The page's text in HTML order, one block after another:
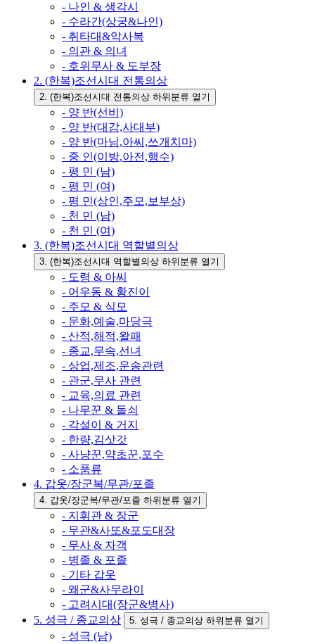
- 나인 & 생각시
- 수라간(상궁&나인)
- 취타대&악사복
- 의관 & 의녀
- 호위무사 & 도부장
2. (한복)조선시대 전통의상
2. (한복)조선시대 전통의상 하위분류 열기
- 양 반(선비)
- 양 반(대감,사대부)
- 양 반(마님,아씨,쓰개치마)
- 중 인(이방,아전,행수)
- 평 민 (남)
- 평 민 (여)
- 평 민(상인,주모,보부상)
- 천 민 (남)
- 천 민 (여)
3. (한복)조선시대 역할별의상
3. (한복)조선시대 역할별의상 하위분류 열기
- 도령 & 아씨
- 어우동 & 황진이
- 주모 & 식모
- 문화,예술,마당극
- 산적,해적,왈패
- 종교,무속,선녀
- 상업,제조,운송관련
- 관군,무사 관련
- 교육,의료 관련
- 나무꾼 & 돌쇠
- 각설이 & 거지
- 한량,김삿갓
- 사냥꾼,약초꾼,포수
- 소품류
4. 갑옷/장군복/무관/포졸
4. 갑옷/장군복/무관/포졸 하위분류 열기
- 지휘관 & 장군
- 무관&사또&포도대장
- 무사 & 자객
- 병졸 & 포졸
- 기타 갑옷
- 왜군&사무라이
- 고려시대(장군&병사)
5. 성극 / 종교의상
5. 성극 / 종교의상 하위분류 열기
- 성극 (남)